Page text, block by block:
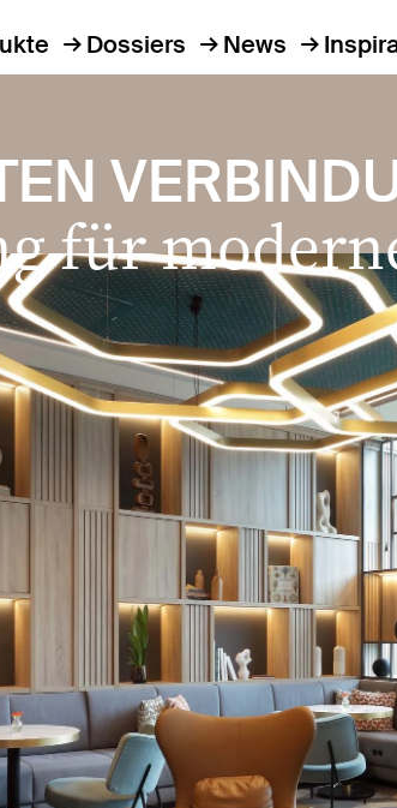
Dossiers News
für